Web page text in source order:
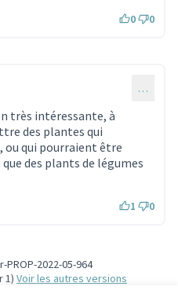
0 0
…
très intéressante, à
des plantes qui
ou qui pourraient être
des plants de légumes
1 0
2022-05-964
1)
voir les autres versions